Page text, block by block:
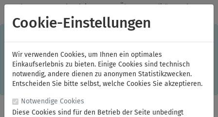
✓Jeden Monat starke Aktionen ✓Über 20 Qualitätsmarken ✓
Kostenlose Lieferung im Inland ab 150,00 Euro Bruttowarenwert
Einkaufserlebnis. Dabei werden beispielsweise die Session-
Informationen oder die Spracheinstellung auf Ihrem Rechner
gespeichert. Ohne Cookies ist der Funktionsumfang des
Online-Shops eingeschränkt. Sind Sie damit nicht
einverstanden, klicken Sie bitte hier.
Cookie-Einstellungen
Wir verwenden Cookies, um Ihnen ein optimales
Einkaufserlebnis zu bieten. Einige Cookies sind technisch
notwendig, andere dienen zu anonymen Statistikzwecken.
Entscheiden Sie bitte selbst, welche Cookies Sie akzeptieren.
Notwendige Cookies
Diese Cookies sind für den Betrieb der Seite unbedingt